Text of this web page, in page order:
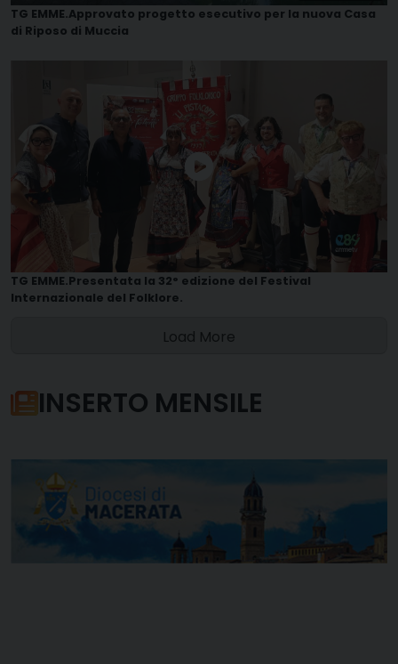
TG EMME.Approvato progetto esecutivo per la nuova Casa
di Riposo di Muccia
TG EMME.Presentata la 32° edizione del Festival
Internazionale del Folklore.
Load More
INSERTO MENSILE